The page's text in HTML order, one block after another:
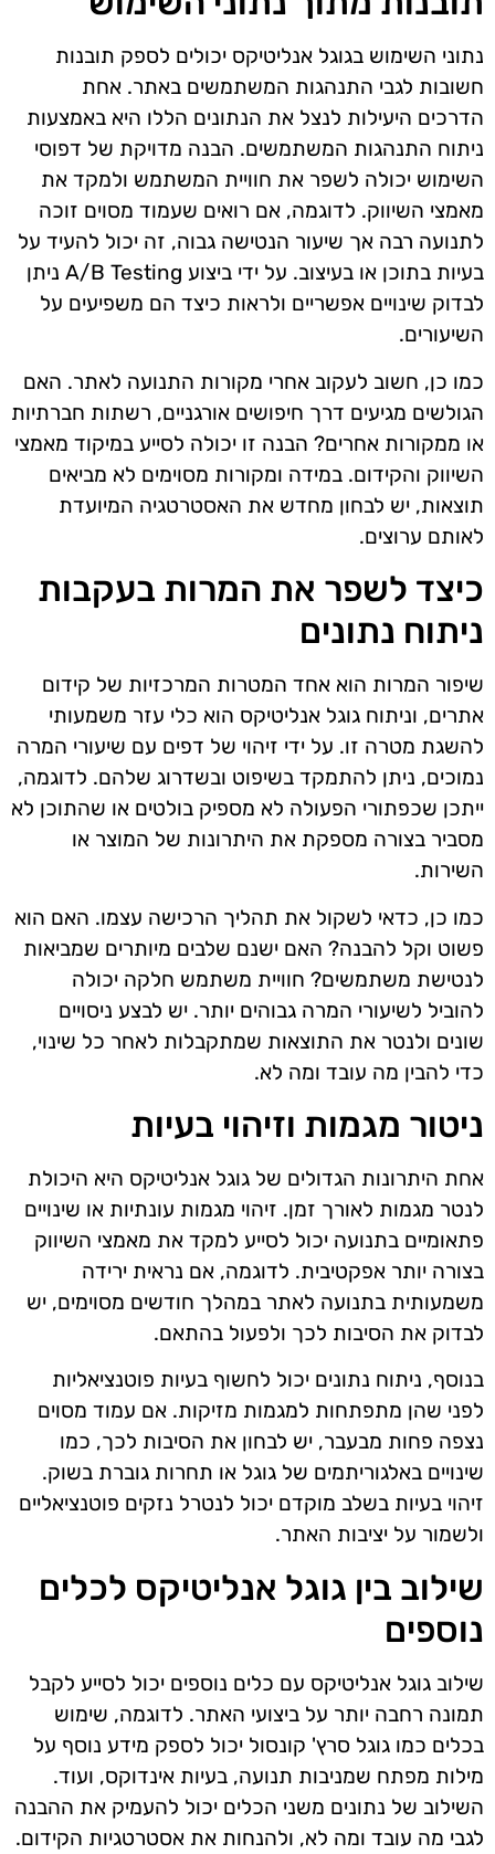
נתוני השימוש בגוגל אנליטיקס יכולים לספק תובנות
חשובות לגבי התנהגות המשתמשים באתר. אחת
הדרכים היעילות לנצל את הנתונים הללו היא באמצעות
ניתוח התנהגות המשתמשים. הבנה מדויקת של דפוסי
השימוש יכולה לשפר את חוויית המשתמש ולמקד את
מאמצי השיווק. לדוגמה, אם רואים שעמוד מסוים זוכה
לתנועה רבה אך שיעור הנטישה גבוה, זה יכול להעיד על
בעיות בתוכן או בעיצוב. על ידי ביצוע A/B Testing ניתן
לבדוק שינויים אפשריים ולראות כיצד הם משפיעים על
השיעורים.
כמו כן, חשוב לעקוב אחרי מקורות התנועה לאתר. האם
הגולשים מגיעים דרך חיפושים אורגניים, רשתות חברתיות
או ממקורות אחרים? הבנה זו יכולה לסייע במיקוד מאמצי
השיווק והקידום. במידה ומקורות מסוימים לא מביאים
תוצאות, יש לבחון מחדש את האסטרטגיה המיועדת
לאותם ערוצים.
כיצד לשפר את המרות בעקבות
ניתוח נתונים
שיפור המרות הוא אחד המטרות המרכזיות של קידום
אתרים, וניתוח גוגל אנליטיקס הוא כלי עזר משמעותי
להשגת מטרה זו. על ידי זיהוי של דפים עם שיעורי המרה
נמוכים, ניתן להתמקד בשיפוט ובשדרוג שלהם. לדוגמה,
ייתכן שכפתורי הפעולה לא מספיק בולטים או שהתוכן לא
מסביר בצורה מספקת את היתרונות של המוצר או
השירות.
כמו כן, כדאי לשקול את תהליך הרכישה עצמו. האם הוא
פשוט וקל להבנה? האם ישנם שלבים מיותרים שמביאות
לנטישת משתמשים? חוויית משתמש חלקה יכולה
להוביל לשיעורי המרה גבוהים יותר. יש לבצע ניסויים
שונים ולנטר את התוצאות שמתקבלות לאחר כל שינוי,
כדי להבין מה עובד ומה לא.
ניטור מגמות וזיהוי בעיות
אחת היתרונות הגדולים של גוגל אנליטיקס היא היכולת
לנטר מגמות לאורך זמן. זיהוי מגמות עונתיות או שינויים
פתאומיים בתנועה יכול לסייע למקד את מאמצי השיווק
בצורה יותר אפקטיבית. לדוגמה, אם נראית ירידה
משמעותית בתנועה לאתר במהלך חודשים מסוימים, יש
לבדוק את הסיבות לכך ולפעול בהתאם.
בנוסף, ניתוח נתונים יכול לחשוף בעיות פוטנציאליות
לפני שהן מתפתחות למגמות מזיקות. אם עמוד מסוים
נצפה פחות מבעבר, יש לבחון את הסיבות לכך, כמו
שינויים באלגוריתמים של גוגל או תחרות גוברת בשוק.
זיהוי בעיות בשלב מוקדם יכול לנטרל נזקים פוטנציאליים
ולשמור על יציבות האתר.
שילוב בין גוגל אנליטיקס לכלים
נוספים
שילוב גוגל אנליטיקס עם כלים נוספים יכול לסייע לקבל
תמונה רחבה יותר על ביצועי האתר. לדוגמה, שימוש
בכלים כמו גוגל סרץ' קונסול יכול לספק מידע נוסף על
מילות מפתח שמניבות תנועה, בעיות אינדוקס, ועוד.
השילוב של נתונים משני הכלים יכול להעמיק את ההבנה
לגבי מה עובד ומה לא, ולהנחות את אסטרטגיות הקידום.